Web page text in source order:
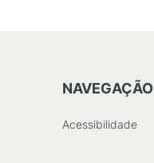
NAVEGAÇÃO
Acessibilidade